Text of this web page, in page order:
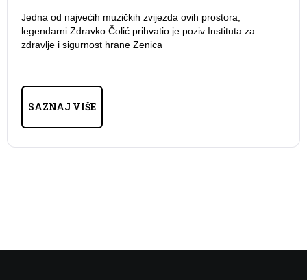
Jedna od najvećih muzičkih zvijezda ovih prostora,
legendarni Zdravko Čolić prihvatio je poziv Instituta za
zdravlje i sigurnost hrane Zenica
SAZNAJ VIŠE